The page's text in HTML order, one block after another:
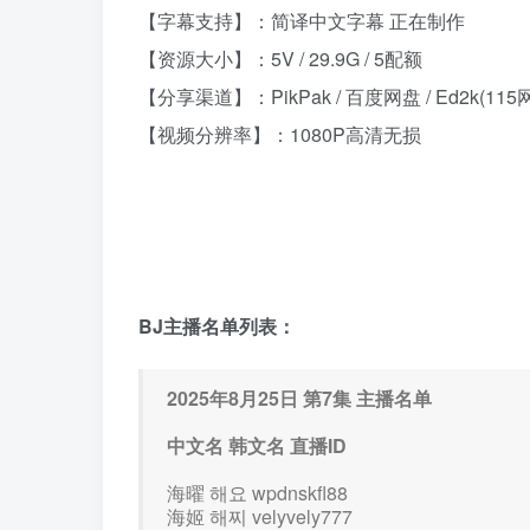
【字幕支持】：简译中文字幕 正在制作
【资源大小】：5V / 29.9G / 5配额
【分享渠道】：PikPak / 百度网盘 / Ed2k(115
【视频分辨率】：1080P高清无损
BJ主播名单列表：
2025年8月25日 第7集 主播名单
中文名 韩文名 直播ID
海曜 해요 wpdnskfl88
海姬 해찌 velyvely777